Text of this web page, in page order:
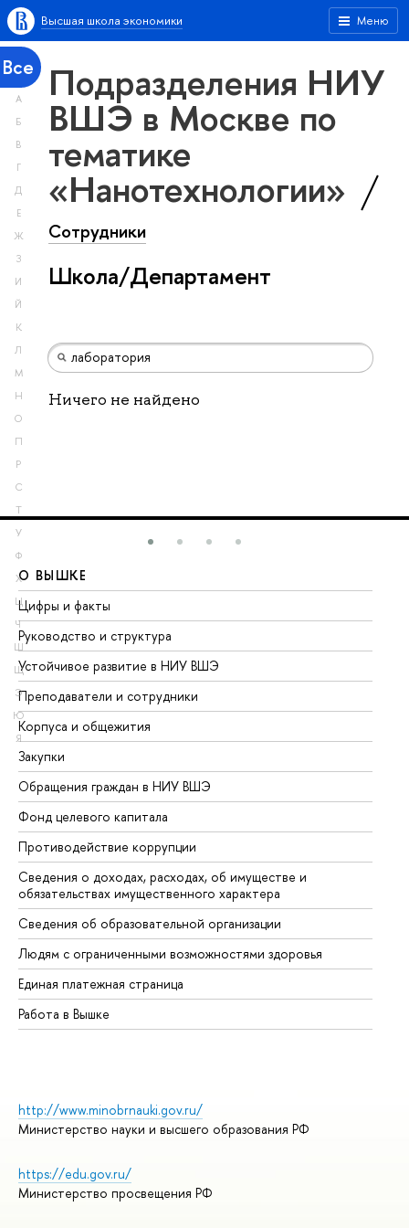
Меню
Высшая школа экономики
Все
А
Б
В
Г
Д
Е
Ж
З
И
Й
К
Л
М
Н
О
П
Р
С
Т
У
Ф
Х
Ц
Ч
Ш
Щ
Э
Ю
Я
Подразделения НИУ
ВШЭ в Москве по
тематике
«Нанотехнологии»
Сотрудники
Школа/Департамент
Ничего не найдено
О ВЫШКЕ
Цифры и факты
Руководство и структура
Устойчивое развитие в НИУ ВШЭ
Преподаватели и сотрудники
Корпуса и общежития
Закупки
Обращения граждан в НИУ ВШЭ
Фонд целевого капитала
Противодействие коррупции
Сведения о доходах, расходах, об имуществе и
обязательствах имущественного характера
Сведения об образовательной организации
Людям с ограниченными возможностями здоровья
Единая платежная страница
Работа в Вышке
http://www.minobrnauki.gov.ru/
Министерство науки и высшего образования РФ
https://edu.gov.ru/
Министерство просвещения РФ